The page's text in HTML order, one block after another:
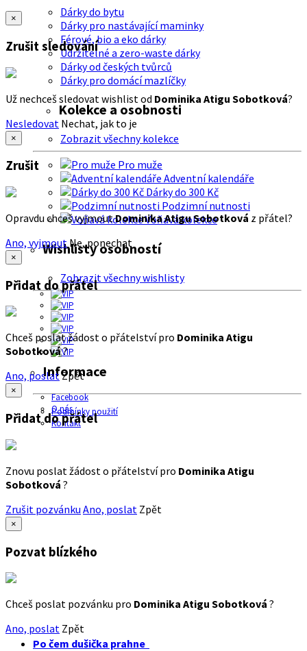
Dárky do bytu
Dárky pro nastávající maminky
Férové, bio a eko dárky
Udržitelné a zero-waste dárky
Dárky od českých tvůrců
Dárky pro domácí mazlíčky
Kolekce a osobnosti
Zobrazit všechny kolekce
Pro muže
Adventní kalendáře
Dárky do 300 Kč
Podzimní nutnosti
Voňavá kolekce
Wishlisty osobností
Zobrazit všechny wishlisty
Informace
Facebook
O nás
Podmínky použití
Kontakt
×
Zrušit sledování
Už nechceš sledovat wishlist od Dominika Atigu Sobotková?
Nesledovat Nechat, jak to je
×
Zrušit
Opravdu chceš vyjmoutDominika Atigu Sobotková z přátel?
Ano, vyjmout Ne, ponechat
×
Přidat do přátel
Chceš poslat žádost o přátelství pro Dominika Atigu
Sobotková?
Ano, poslatZpět
×
Přidat do přátel
Znovu poslat žádost o přátelství pro Dominika Atigu
Sobotková ?
Zrušit pozvánku Ano, poslat Zpět
×
Pozvat blízkého
Chceš poslat pozvánku pro Dominika Atigu Sobotková ?
Ano, poslat Zpět
Po čem dušička prahne